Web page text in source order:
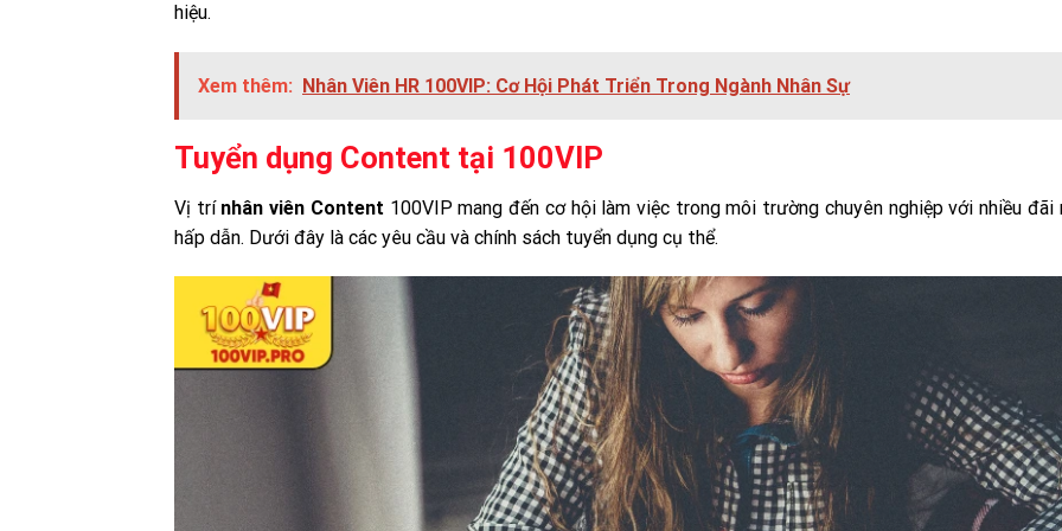
hiệu.
Xem thêm: Nhân Viên HR 100VIP: Cơ Hội Phát Triển Trong Ngành Nhân Sự
Tuyển dụng Content tại 100VIP
Vị trí nhân viên Content 100VIP mang đến cơ hội làm việc trong môi trường chuyên nghiệp với nhiều đãi
hấp dẫn. Dưới đây là các yêu cầu và chính sách tuyển dụng cụ thể.